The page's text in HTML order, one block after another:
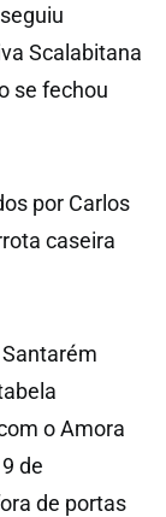
Scalabitana
se fechou
por Carlos
caseira
o Amora
de
de portas